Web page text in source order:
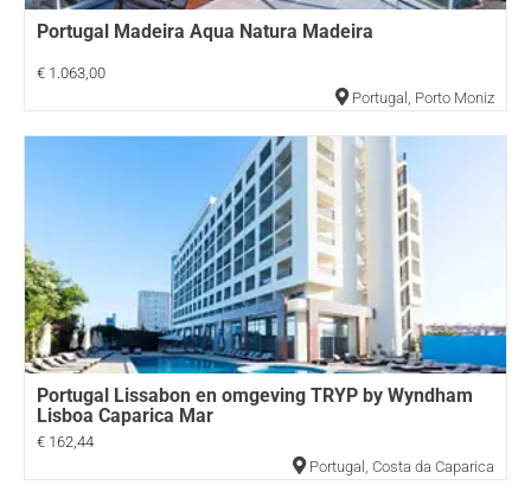
Portugal Madeira Aqua Natura Madeira
€ 1.063,00
Portugal , Porto Moniz
Portugal Lissabon en omgeving TRYP by Wyndham
Lisboa Caparica Mar
€ 162,44
Portugal , Costa da Caparica